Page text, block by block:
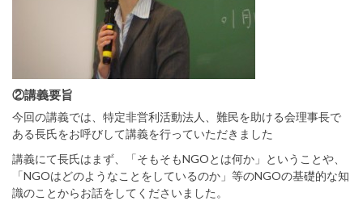
②講義要旨
今回の講義では、特定非営利活動法人、難民を助ける会理事長で
ある長氏をお呼びして講義を行っていただきました
講義にて長氏はまず、「そもそもNGOとは何か」ということや、
「NGOはどのようなことをしているのか」等のNGOの基礎的な知
識のことからお話をしてくださいました。